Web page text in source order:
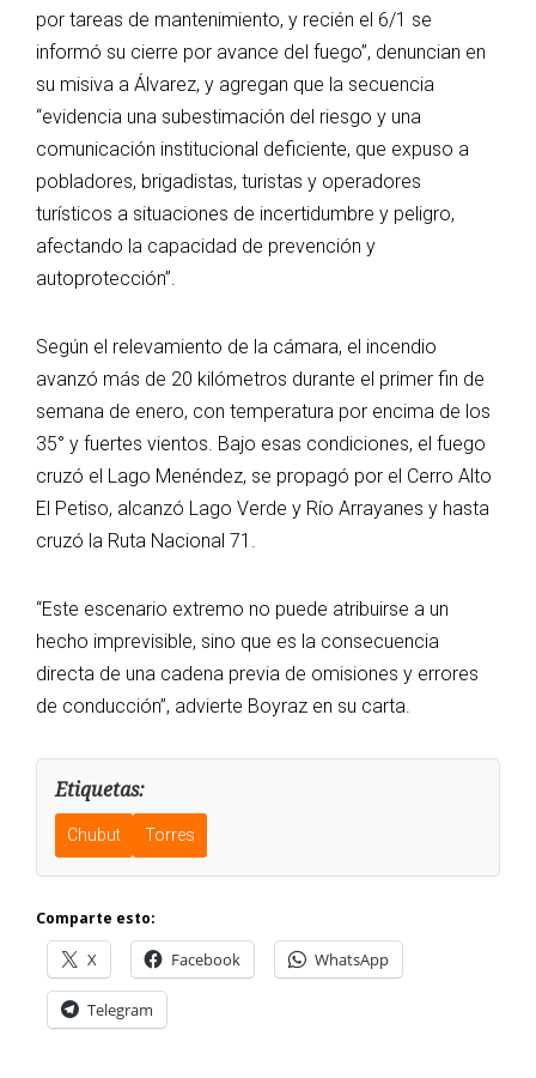
por tareas de mantenimiento, y recién el 6/1 se
informó su cierre por avance del fuego”, denuncian en
su misiva a Álvarez, y agregan que la secuencia
“evidencia una subestimación del riesgo y una
comunicación institucional deficiente, que expuso a
pobladores, brigadistas, turistas y operadores
turísticos a situaciones de incertidumbre y peligro,
afectando la capacidad de prevención y
autoprotección”.
Según el relevamiento de la cámara, el incendio
avanzó más de 20 kilómetros durante el primer fin de
semana de enero, con temperatura por encima de los
35° y fuertes vientos. Bajo esas condiciones, el fuego
cruzó el Lago Menéndez, se propagó por el Cerro Alto
El Petiso, alcanzó Lago Verde y Río Arrayanes y hasta
cruzó la Ruta Nacional 71.
“Este escenario extremo no puede atribuirse a un
hecho imprevisible, sino que es la consecuencia
directa de una cadena previa de omisiones y errores
de conducción”, advierte Boyraz en su carta.
Etiquetas:
Chubut Torres
Comparte esto:
X Facebook WhatsApp
Telegram